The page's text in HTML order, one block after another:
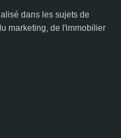
dans les sujets de
marketing, de l'immobilier